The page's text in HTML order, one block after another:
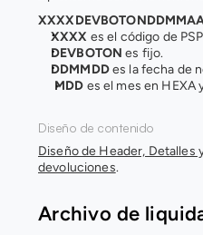
XXXX es el código de
DEVBOTON es fijo.
DDMMDD es la fecha de
MDD es el mes en HEXA
Diseño de contenido
Diseño de Header, Detalles
devoluciones.
Archivo de